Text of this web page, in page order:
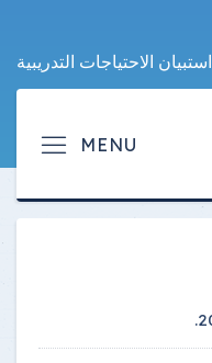
استبيان الاحتياجات التدريبية
.